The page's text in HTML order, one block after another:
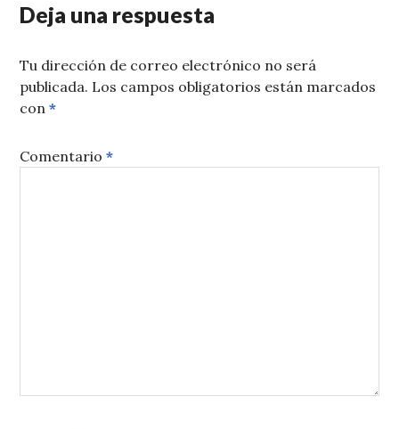
Deja una respuesta
Tu dirección de correo electrónico no será
publicada. Los campos obligatorios están marcados
con*
Comentario*